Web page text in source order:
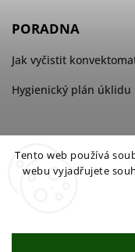
Tento web používá
webu vyjadřujete
PORADNA
Jak vyčistit
Hygienický plán úklidu